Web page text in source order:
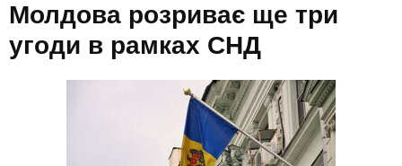
Молдова розриває ще три
угоди в рамках СНД